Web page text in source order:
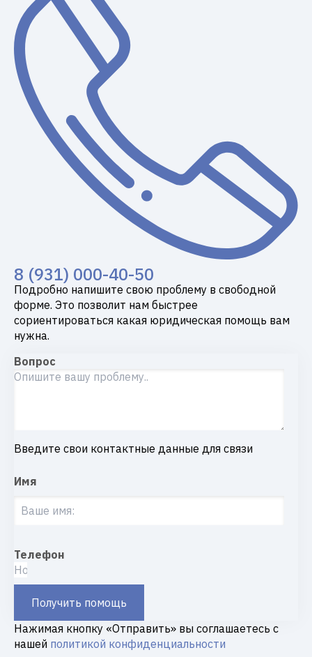
8 (931) 000-40-50
Подробно напишите свою проблему в свободной
форме. Это позволит нам быстрее
сориентироваться какая юридическая помощь вам
нужна.
Вопрос
Введите свои контактные данные для связи
Имя
Телефон
Получить помощь
Нажимая кнопку «Отправить» вы соглашаетесь с
нашей политикой конфиденциальности